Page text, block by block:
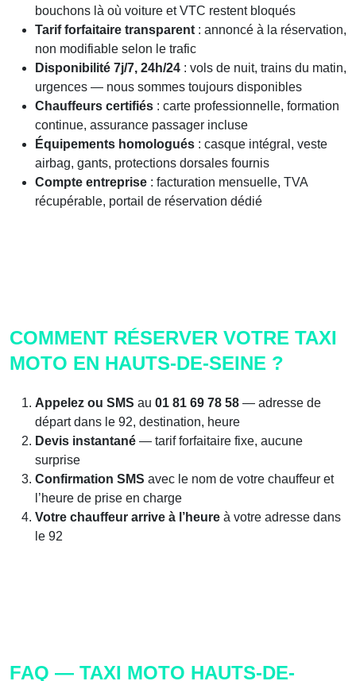
bouchons là où voiture et VTC restent bloqués
Tarif forfaitaire transparent : annoncé à la réservation,
non modifiable selon le trafic
Disponibilité 7j/7, 24h/24 : vols de nuit, trains du matin,
urgences — nous sommes toujours disponibles
Chauffeurs certifiés : carte professionnelle, formation
continue, assurance passager incluse
Équipements homologués : casque intégral, veste
airbag, gants, protections dorsales fournis
Compte entreprise : facturation mensuelle, TVA
récupérable, portail de réservation dédié
COMMENT RÉSERVER VOTRE TAXI
MOTO EN HAUTS-DE-SEINE ?
Appelez ou SMS au 01 81 69 78 58 — adresse de
départ dans le 92, destination, heure
Devis instantané — tarif forfaitaire fixe, aucune
surprise
Confirmation SMS avec le nom de votre chauffeur et
l’heure de prise en charge
Votre chauffeur arrive à l’heure à votre adresse dans
le 92
FAQ — TAXI MOTO HAUTS-DE-